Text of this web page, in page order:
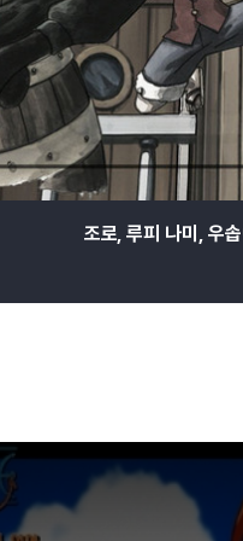
조로, 루피 나미, 우